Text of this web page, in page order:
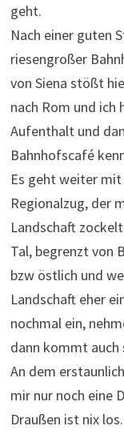
geht.
Nach einer guten
riesengroßer
von Siena stößt
nach Rom und ich
Aufenthalt und
Bahnhofscafé
Es geht weiter
Regionalzug, der
Landschaft
Tal, begrenzt von
bzw östlich und
Landschaft eher
nochmal ein,
dann kommt
An dem
mir nur noch eine
Draußen ist nix